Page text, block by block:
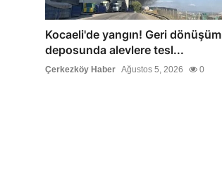
Kocaeli'de yangın! Geri dönüşüm
deposunda alevlere tesl...
Çerkezköy Haber Ağustos 5, 2026 0